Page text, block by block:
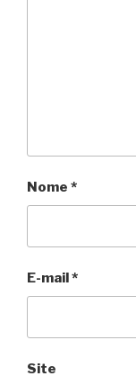
Nome *
E-mail*
Site